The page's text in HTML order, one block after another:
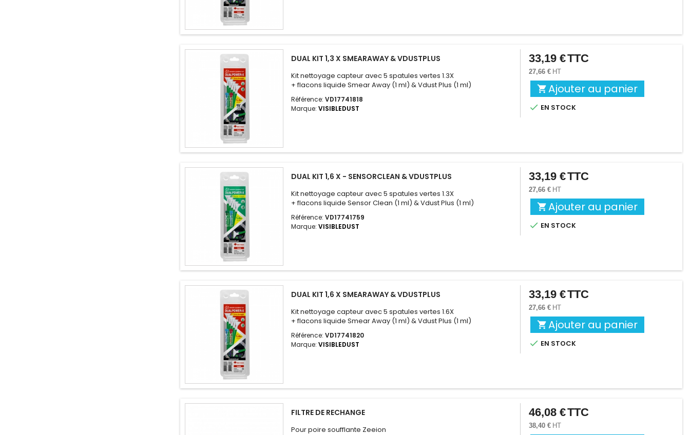
DUAL KIT 1,3 X SMEARAWAY & VDUSTPLUS
Kit nettoyage capteur avec 5 spatules vertes 1.3X
+ flacons liquide Smear Away (1 ml) & Vdust Plus (1 ml)
Référence: VD17741818
Marque: VISIBLEDUST
Prix
33,19 €TTC
27,66 € HT
 Ajouter au panier
 EN STOCK
DUAL KIT 1,6 X - SENSORCLEAN & VDUSTPLUS
Kit nettoyage capteur avec 5 spatules vertes 1.3X
+ flacons liquide Sensor Clean (1 ml) & Vdust Plus (1 ml)
Référence: VD17741759
Marque: VISIBLEDUST
Prix
33,19 €TTC
27,66 € HT
 Ajouter au panier
 EN STOCK
DUAL KIT 1,6 X SMEARAWAY & VDUSTPLUS
Kit nettoyage capteur avec 5 spatules vertes 1.6X
+ flacons liquide Smear Away (1 ml) & Vdust Plus (1 ml)
Référence: VD17741820
Marque: VISIBLEDUST
Prix
33,19 €TTC
27,66 € HT
 Ajouter au panier
 EN STOCK
FILTRE DE RECHANGE
Pour poire soufflante Zeeion
Prix
46,08 €TTC
38,40 € HT